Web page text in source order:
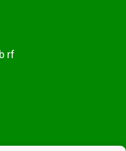
rf